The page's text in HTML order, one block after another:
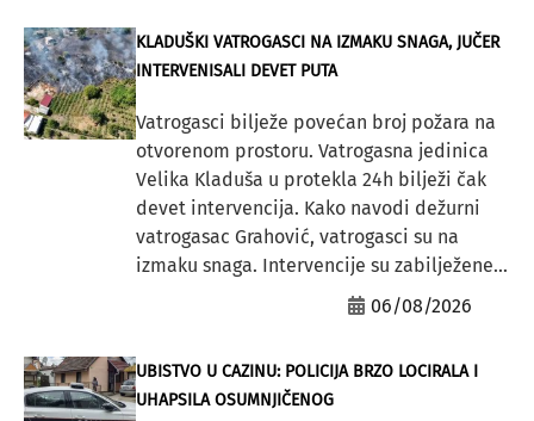
KLADUŠKI VATROGASCI NA IZMAKU SNAGA, JUČER
INTERVENISALI DEVET PUTA
Vatrogasci bilježe povećan broj požara na
otvorenom prostoru. Vatrogasna jedinica
Velika Kladuša u protekla 24h bilježi čak
devet intervencija. Kako navodi dežurni
vatrogasac Grahović, vatrogasci su na
izmaku snaga. Intervencije su zabilježene...
06/08/2026
UBISTVO U CAZINU: POLICIJA BRZO LOCIRALA I
UHAPSILA OSUMNJIČENOG